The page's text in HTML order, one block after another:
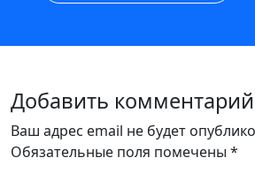
Добавить комментарий
Ваш адрес email не будет
Обязательные поля помечены *